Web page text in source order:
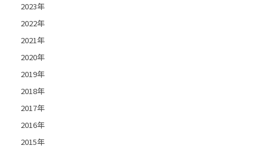
2023年
2022年
2021年
2020年
2019年
2018年
2017年
2016年
2015年